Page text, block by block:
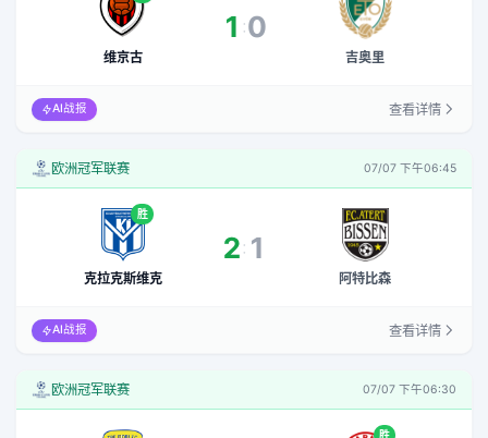
维京古
1 :0
吉奥里
AI战报 查看详情
欧洲冠军联赛 07/07 下午06:45
胜
克拉克斯维克
2: 1
阿特比森
AI战报 查看详情
欧洲冠军联赛 07/07 下午06:30
胜